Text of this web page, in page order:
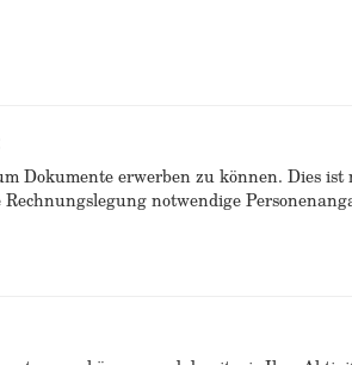
Dokumente erwerben zu können. Dies
notwendige